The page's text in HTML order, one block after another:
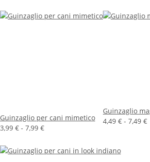
Guinzaglio per cani mimetico
3,99 € - 7,99 €
Guinzaglio
4,49 € - 7,49 €